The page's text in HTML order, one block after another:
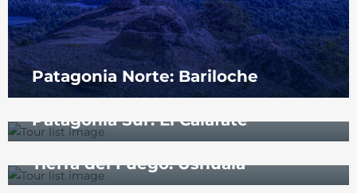
Patagonia Norte: Bariloche
Patagonia Sur: El Calafate
Tierra del Fuego: Ushuaia